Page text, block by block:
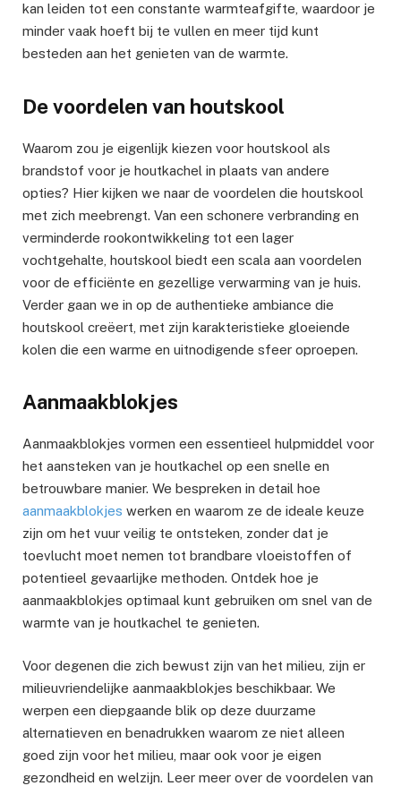
kan leiden tot een constante warmteafgifte, waardoor je
minder vaak hoeft bij te vullen en meer tijd kunt
besteden aan het genieten van de warmte.
De voordelen van houtskool
Waarom zou je eigenlijk kiezen voor houtskool als
brandstof voor je houtkachel in plaats van andere
opties? Hier kijken we naar de voordelen die houtskool
met zich meebrengt. Van een schonere verbranding en
verminderde rookontwikkeling tot een lager
vochtgehalte, houtskool biedt een scala aan voordelen
voor de efficiënte en gezellige verwarming van je huis.
Verder gaan we in op de authentieke ambiance die
houtskool creëert, met zijn karakteristieke gloeiende
kolen die een warme en uitnodigende sfeer oproepen.
Aanmaakblokjes
Aanmaakblokjes vormen een essentieel hulpmiddel voor
het aansteken van je houtkachel op een snelle en
betrouwbare manier. We bespreken in detail hoe
aanmaakblokjes werken en waarom ze de ideale keuze
zijn om het vuur veilig te ontsteken, zonder dat je
toevlucht moet nemen tot brandbare vloeistoffen of
potentieel gevaarlijke methoden. Ontdek hoe je
aanmaakblokjes optimaal kunt gebruiken om snel van de
warmte van je houtkachel te genieten.
Voor degenen die zich bewust zijn van het milieu, zijn er
milieuvriendelijke aanmaakblokjes beschikbaar. We
werpen een diepgaande blik op deze duurzame
alternatieven en benadrukken waarom ze niet alleen
goed zijn voor het milieu, maar ook voor je eigen
gezondheid en welzijn. Leer meer over de voordelen van